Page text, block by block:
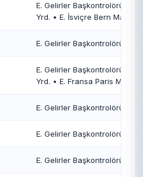
E. Gelirler Başkontrolörü •
Yrd. • E. İsviçre Bern Maliye
E. Gelirler Başkontrolörü • E.
E. Gelirler Başkontrolörü •
Yrd. • E. Fransa Paris Maliye
E. Gelirler Başkontrolörü
E. Gelirler Başkontrolörü • E.
E. Gelirler Başkontrolörü • E.